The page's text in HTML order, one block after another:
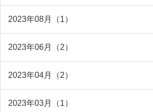
2023年08月（1）
2023年06月（2）
2023年04月（2）
2023年03月（1）